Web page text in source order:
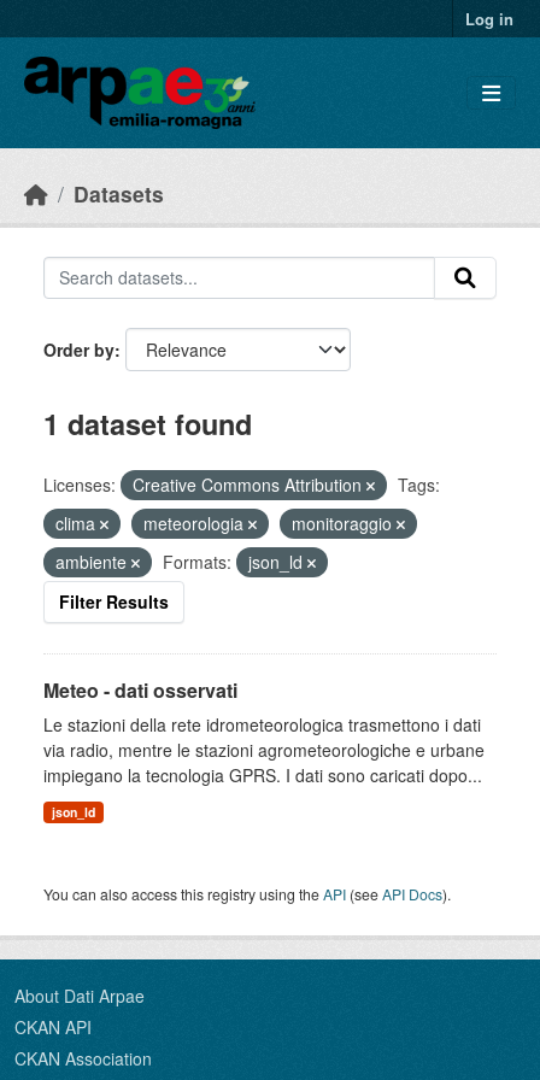
Log in
Datasets
Order by
1 dataset found
Licenses: Creative Commons Attribution
Tags:
clima
meteorologia
monitoraggio
ambiente
Formats:
json_ld
Filter Results
Meteo - dati osservati
Le stazioni della rete idrometeorologica trasmettono i dati
via radio, mentre le stazioni agrometeorologiche e urbane
impiegano la tecnologia GPRS. I dati sono caricati dopo...
json_ld
You can also access this registry using theAPI (seeAPI Docs).
About Dati Arpae
CKAN API
CKAN Association